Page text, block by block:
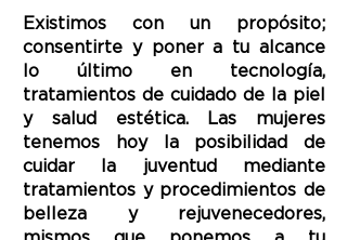
Existimos con un propósito;
consentirte y poner a tu alcance
lo último en tecnología,
tratamientos de cuidado de la piel
y salud estética. Las mujeres
tenemos hoy la posibilidad de
cuidar la juventud mediante
tratamientos y procedimientos de
belleza y rejuvenecedores,